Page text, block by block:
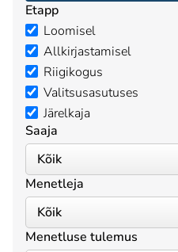
Etapp
Loomisel
Allkirjastamisel
Riigikogus
Valitsusasutuses
Järelkaja
Saaja
Menetleja
Menetluse tulemus